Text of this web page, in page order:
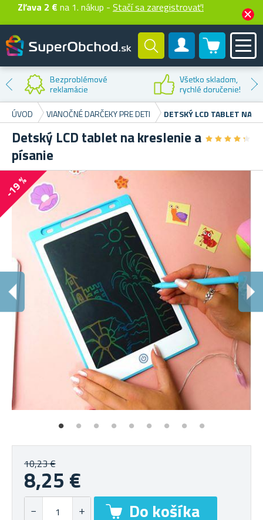
Zľava 2 € na 1. nákup - Stačí sa zaregistrovať!
Zákaznícky účet
0 produktů
Bezproblémové
reklamácie
Všetko skladom,
rychlé doručenie!
ÚVOD
VIANOČNÉ DARČEKY PRE DETI DETSKÝ LCD TABLET NA
Detský LCD tablet na kreslenie a
písanie
★★★★★
★★★★★
-19 %
10,23 €
8,25 €